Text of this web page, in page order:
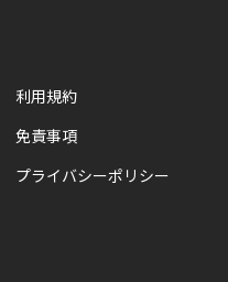
利用規約
免責事項
プライバシーポリシー